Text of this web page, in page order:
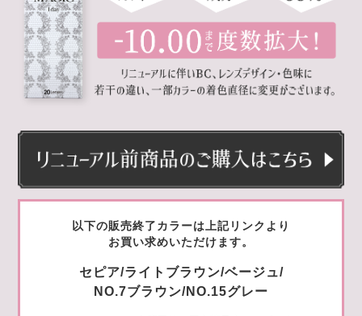
以下の販売終了カラーは上記リンクより
お買い求めいただけます。
セピア/ライトブラウン/ベージュ/
NO.7ブラウン/NO.15グレー